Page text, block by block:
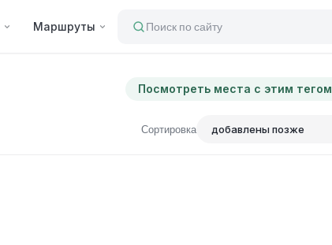
Маршруты Поиск по сайту
Посмотреть места с этим тегом
Сортировка